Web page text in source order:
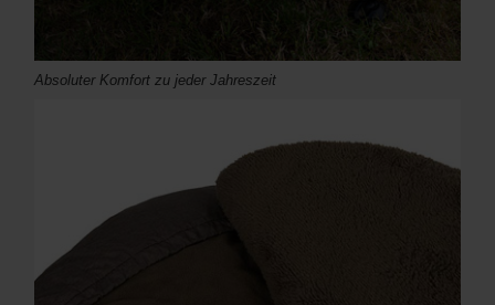
Absoluter Komfort zu jeder Jahreszeit